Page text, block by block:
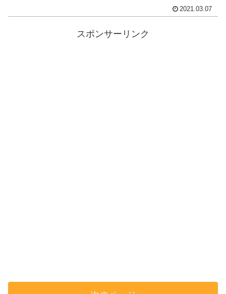
と笑みを浮かべて首を横に振った。「た
2021.03.07
スポンサーリンク